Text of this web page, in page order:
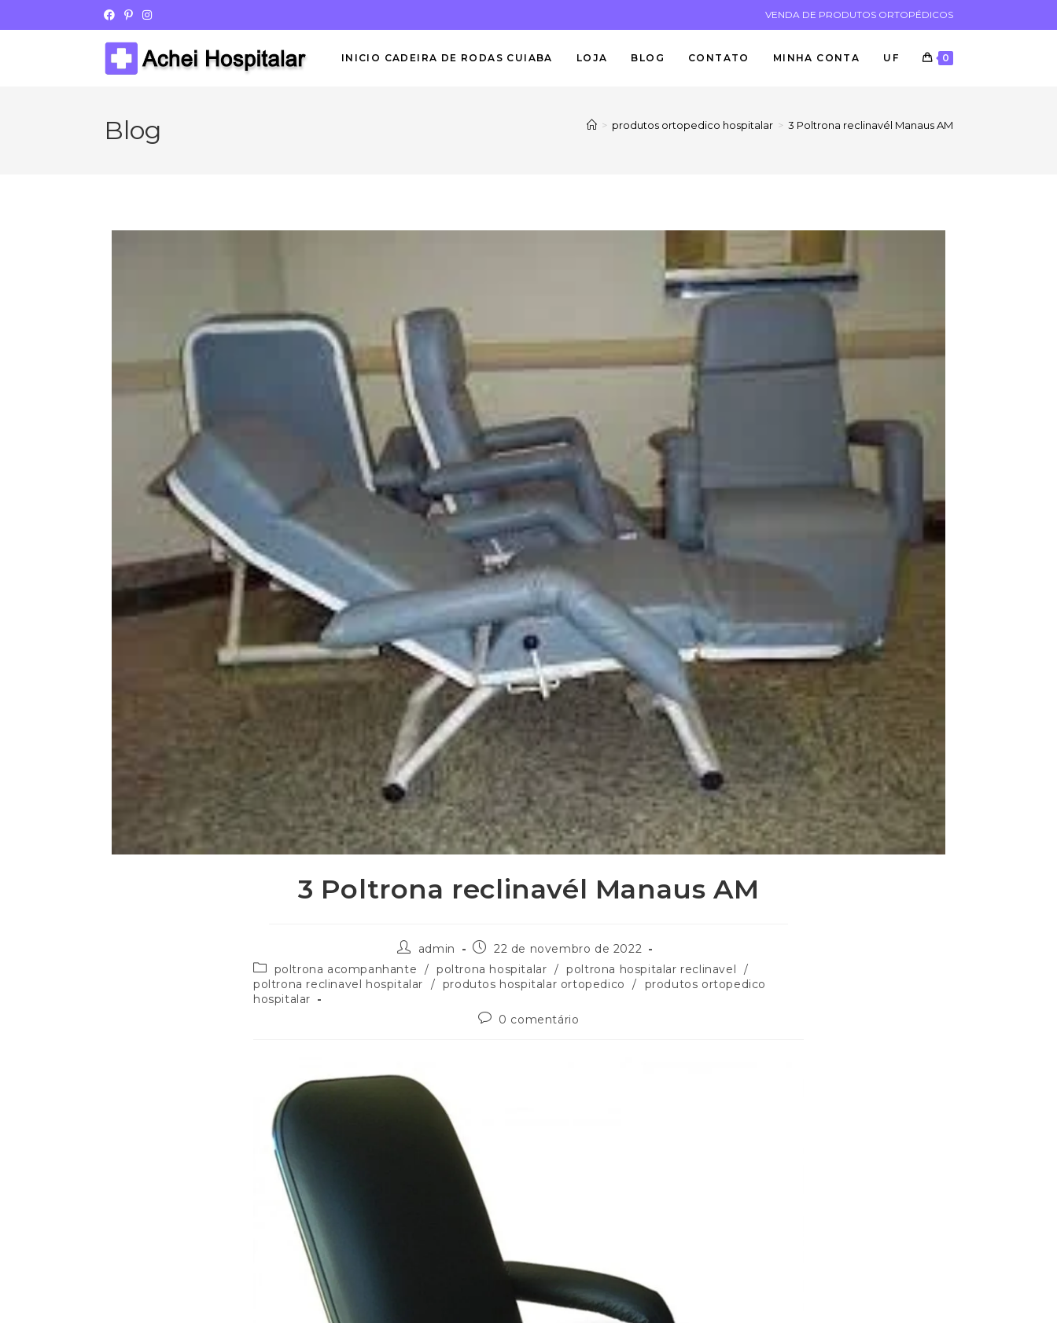
VENDA DE PRODUTOS ORTOPÉDICOS
INICIO CADEIRA DE RODAS CUIABA LOJA BLOG CONTATO MINHA CONTA UF 0
Blog > produtos ortopedico hospitalar > 3 Poltrona reclinavél Manaus AM
3 Poltrona reclinavél Manaus AM
admin
22 de novembro de 2022
poltrona acompanhante
/ poltrona hospitalar / poltrona hospitalar reclinavel
/
poltrona reclinavel hospitalar
/ produtos hospitalar ortopedico /
produtos ortopedico
hospitalar
0 comentário